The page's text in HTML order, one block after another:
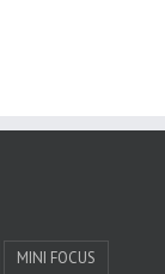
MINI FOCUS